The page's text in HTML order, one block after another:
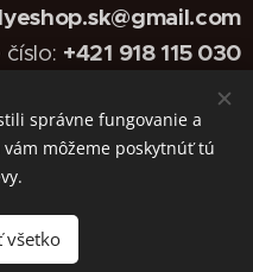
+421 918 115 030
Cookies
English
správne fungovanie a
môžeme poskytnúť tú
všetko